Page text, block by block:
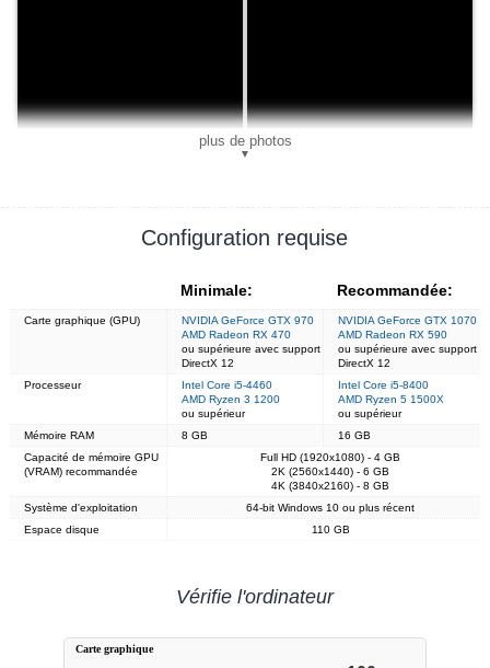
plus de photos
▼
Configuration requise
Minimale: Recommandée:
Carte graphique (GPU)
NVIDIA GeForce GTX 970
AMD Radeon RX 470
ou supérieure avec support
DirectX 12
NVIDIA GeForce GTX 1070
AMD Radeon RX 590
ou supérieure avec support
DirectX 12
Processeur
Intel Core i5-4460
AMD Ryzen 3 1200
ou supérieur
Intel Core i5-8400
AMD Ryzen 5 1500X
ou supérieur
Mémoire RAM
8 GB
16 GB
Capacité de mémoire GPU
(VRAM) recommandée
Full HD (1920x1080) - 4 GB
2K (2560x1440) - 6 GB
4K (3840x2160) - 8 GB
Système d'exploitation
64-bit Windows 10 ou plus récent
Espace disque
110 GB
Vérifie l'ordinateur
Carte graphique